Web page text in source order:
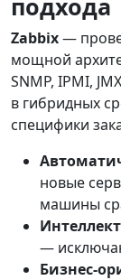
подхода
Zabbix—
мощной
SNMP, IPMI,
в гибридных
специфики
новые
машины
—
Бизнес-